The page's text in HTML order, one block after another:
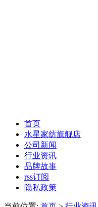
首页
水星家纺旗舰店
公司新闻
行业资讯
品牌故事
rss订阅
隐私政策